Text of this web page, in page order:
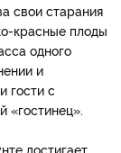
свои старания
красные плоды
одного
и
гости с
«гостинец».
достигает